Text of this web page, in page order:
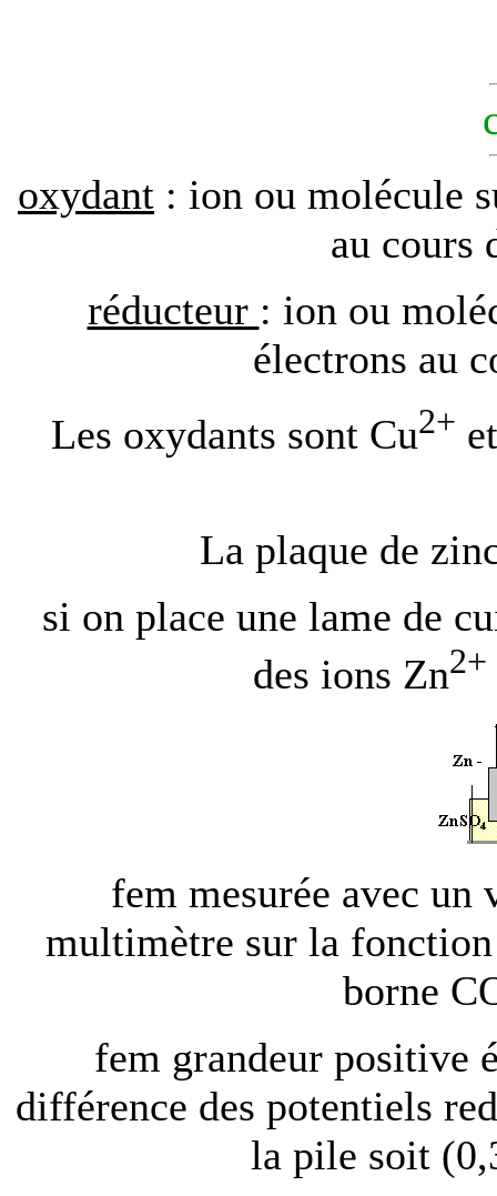
oxydant : ion ou molécule
au cours
réducteur : ion ou
électrons au
Les oxydants sont Cu2+
La plaque de
si on place une lame de
des ions Zn2+
fem mesurée avec
multimètre sur la
borne
fem grandeur positive
différence des potentiels
la pile soit